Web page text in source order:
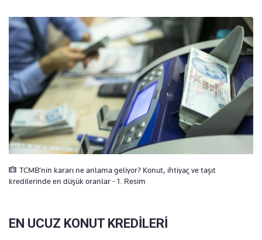
TCMB’nin kararı ne anlama geliyor? Konut, ihtiyaç ve taşıt
kredilerinde en düşük oranlar - 1. Resim
EN UCUZ KONUT KREDİLERİ